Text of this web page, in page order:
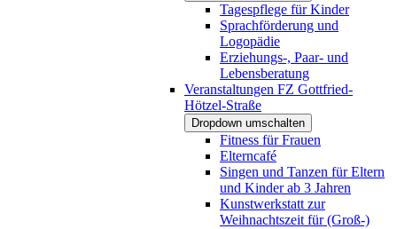
Tagespflege für Kinder
Sprachförderung und
Logopädie
Erziehungs-, Paar- und
Lebensberatung
Veranstaltungen FZ Gottfried-
Hötzel-Straße
Dropdown umschalten
Fitness für Frauen
Elterncafé
Singen und Tanzen für Eltern
und Kinder ab 3 Jahren
Kunstwerkstatt zur
Weihnachtszeit für (Groß-)